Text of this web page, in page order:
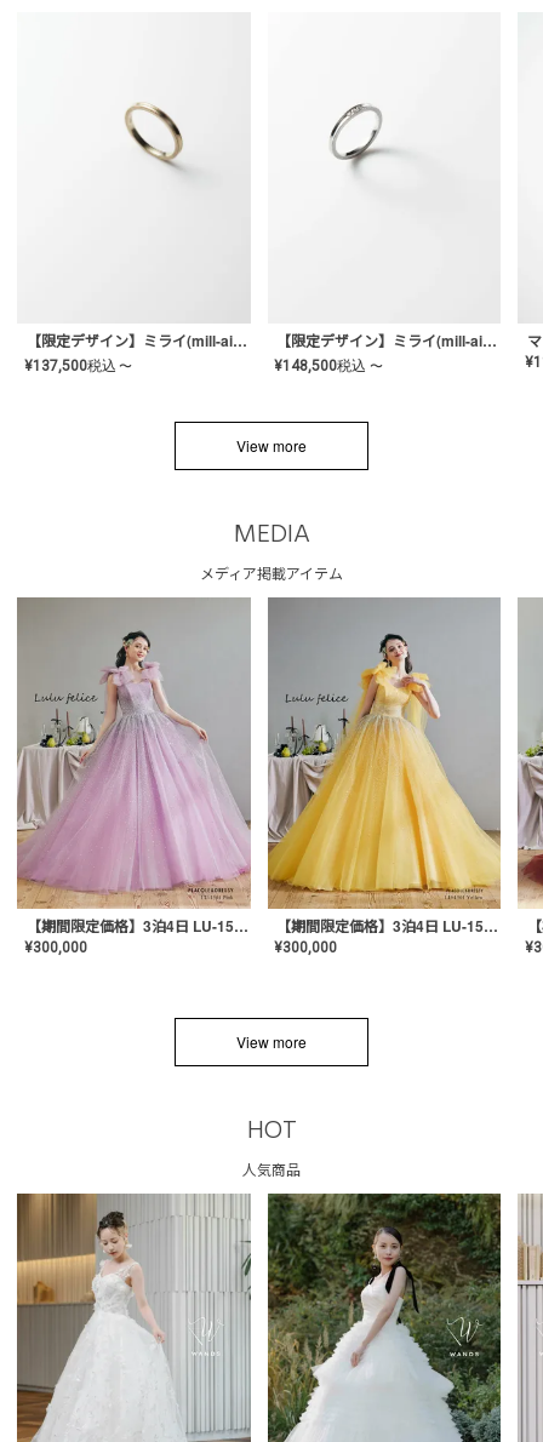
【限定デザイン】ミライ(mill-ai)リング
¥137,500税込 〜
【限定デザイン】ミライ(mill-ai)リング
¥148,500税込 〜 ¥
View more
MEDIA
メディア掲載アイテム
【期間限定価格】3泊4日 LU-1501(Pink)
¥300,000
【期間限定価格】3泊4日 LU-1501(Yellow)
¥300,000 ¥
View more
HOT
人気商品